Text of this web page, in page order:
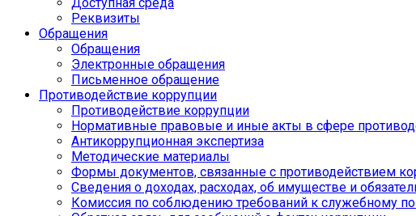
Реквизиты
Обращения
Обращения
Электронные обращения
Письменное обращение
Противодействие коррупции
Противодействие коррупции
Нормативные правовые и иные акты в сфере
Антикоррупционная экспертиза
Методические материалы
Формы документов, связанные с противодействием
Сведения о доходах, расходах, об имуществе и
Комиссия по соблюдению требований к служебному